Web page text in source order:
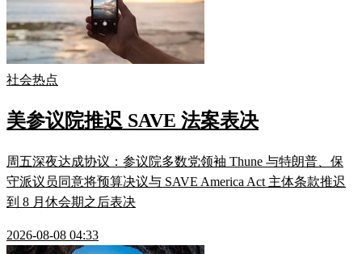
社会热点
美参议院推迟 SAVE 法案表决
周五深夜达成协议：参议院多数党领袖 Thune 与特朗普、保
守派议员同意将预算决议与 SAVE America Act 主体条款推迟
到 8 月休会期之后表决
2026-08-08 04:33